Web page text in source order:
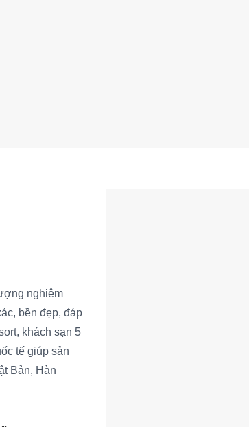
nghiêm
bền đẹp, đáp
khách sạn 5
tế giúp sản
Bản, Hàn